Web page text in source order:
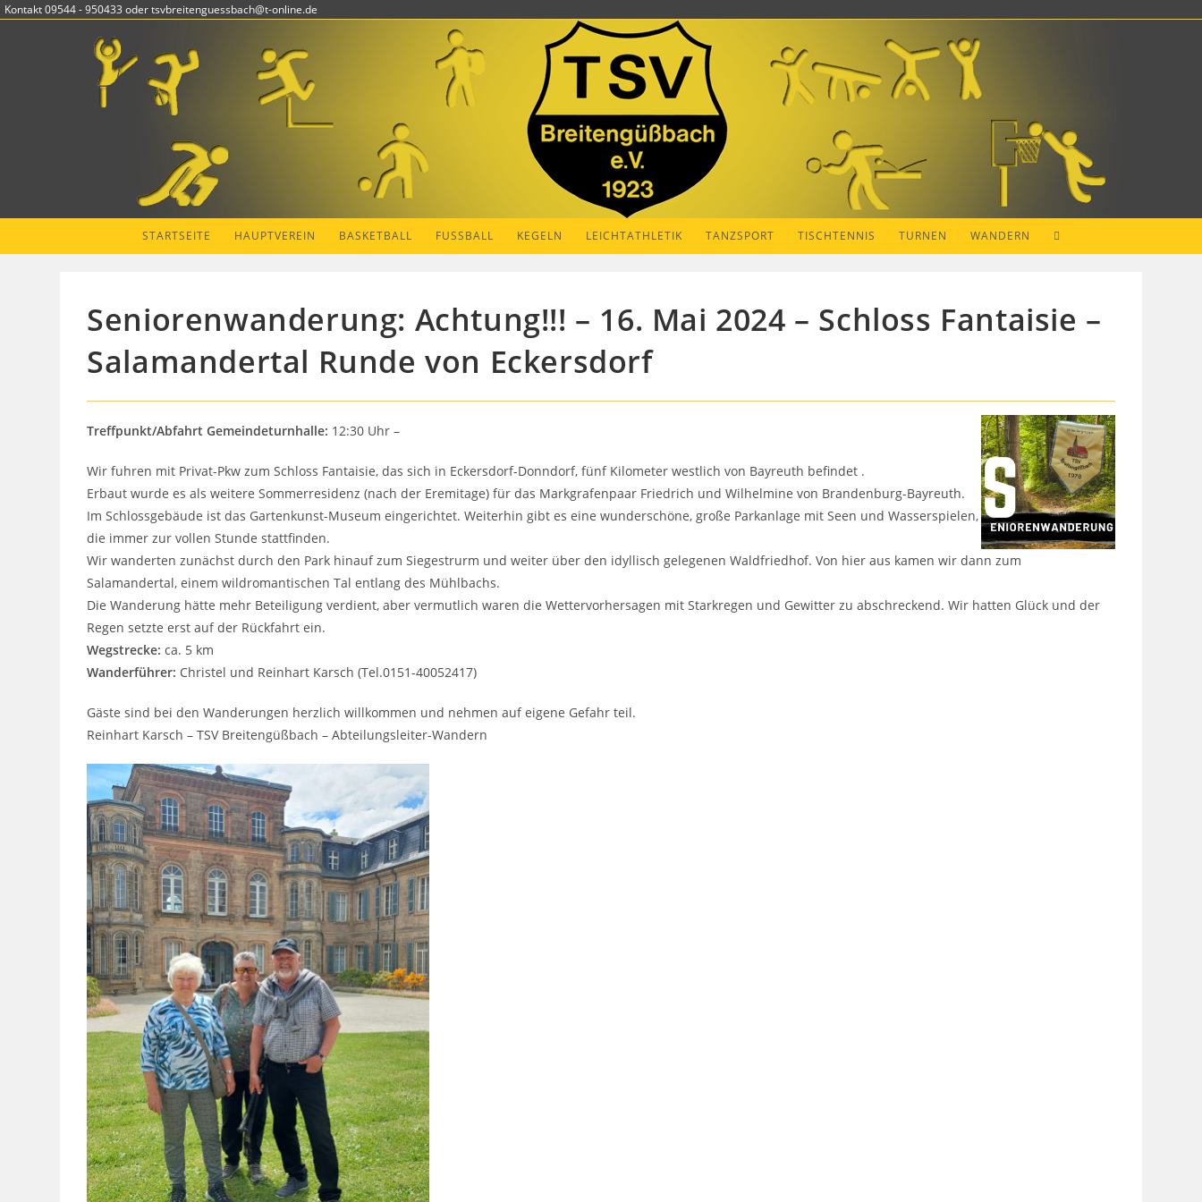
Zum
Kontakt 09544 - 950433 oder tsvbreitenguessbach@t-online.de
STARTSEITE HAUPTVEREIN BASKETBALL FUSSBALL KEGELN LEICHTATHLETIK TANZSPORT TISCHTENNIS TURNEN WANDERN WEBSITE-
UMSCHALTEN
Seniorenwanderung: Achtung!!! – 16. Mai 2024 – Schloss Fantaisie –
Salamandertal Runde von Eckersdorf
Treffpunkt/Abfahrt Gemeindeturnhalle: 12:30 Uhr –
Wir fuhren mit Privat-Pkw zum Schloss Fantaisie, das sich in Eckersdorf-Donndorf, fünf Kilometer westlich von Bayreuth befindet .
Erbaut wurde es als weitere Sommerresidenz (nach der Eremitage) für das Markgrafenpaar Friedrich und Wilhelmine von Brandenburg-Bayreuth.
Im Schlossgebäude ist das Gartenkunst-Museum eingerichtet. Weiterhin gibt es eine wunderschöne, große Parkanlage mit Seen und Wasserspielen,
die immer zur vollen Stunde stattfinden.
Wir wanderten zunächst durch den Park hinauf zum Siegestrurm und weiter über den idyllisch gelegenen Waldfriedhof. Von hier aus kamen wir dann zum
Salamandertal, einem wildromantischen Tal entlang des Mühlbachs.
Die Wanderung hätte mehr Beteiligung verdient, aber vermutlich waren die Wettervorhersagen mit Starkregen und Gewitter zu abschreckend. Wir hatten Glück und der
Regen setzte erst auf der Rückfahrt ein.
Wegstrecke: ca. 5 km
Wanderführer: Christel und Reinhart Karsch (Tel.0151-40052417)
Gäste sind bei den Wanderungen herzlich willkommen und nehmen auf eigene Gefahr teil.
Reinhart Karsch – TSV Breitengüßbach – Abteilungsleiter-Wandern